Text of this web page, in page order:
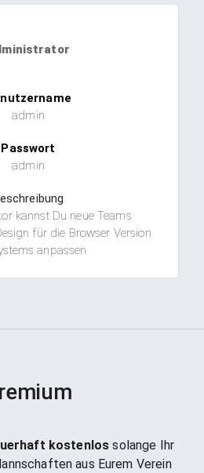
admin
Passwort
admin
kannst Du neue Teams
für die Browser Version
anpassen
kostenlos solange Ihr
aus Eurem Verein